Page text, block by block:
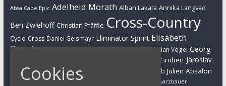
Absa Cape Epic Adelheid Morath Alban Lakata Annika Langvad
Ben Zwiehoff Christian Pfäffle Cross-Country
Cyclo-Cross Daniel Geismayr Eliminator Sprint Elisabeth
Brandau Esther Süss Eva Lechner Fabian Giger Florian Vogel Georg
Helen Grobert Jaroslav
Kulhavy Jochen Käß Jolanda Neff Julian Schelb Julien Absalon
Karl Platt Kathrin Stirnemann Luca Schwarzbauer
Cookies